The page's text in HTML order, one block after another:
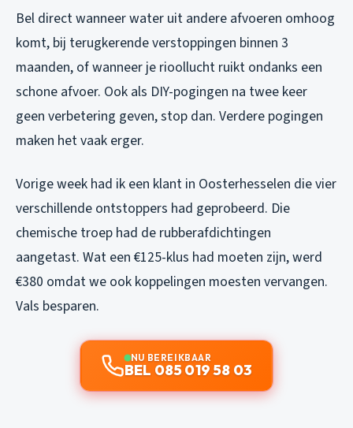
Bel direct wanneer water uit andere afvoeren omhoog
komt, bij terugkerende verstoppingen binnen 3
maanden, of wanneer je rioollucht ruikt ondanks een
schone afvoer. Ook als DIY-pogingen na twee keer
geen verbetering geven, stop dan. Verdere pogingen
maken het vaak erger.
Vorige week had ik een klant in Oosterhesselen die vier
verschillende ontstoppers had geprobeerd. Die
chemische troep had de rubberafdichtingen
aangetast. Wat een €125-klus had moeten zijn, werd
€380 omdat we ook koppelingen moesten vervangen.
Vals besparen.
NU BEREIKBAAR
BEL 085 019 58 03